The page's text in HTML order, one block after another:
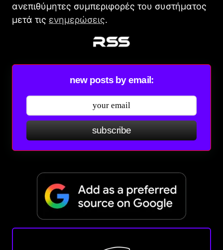
ανεπιθύμητες συμπεριφορές του συστήματος
μετά τις ενημερώσεις.
new posts by email:
subscribe